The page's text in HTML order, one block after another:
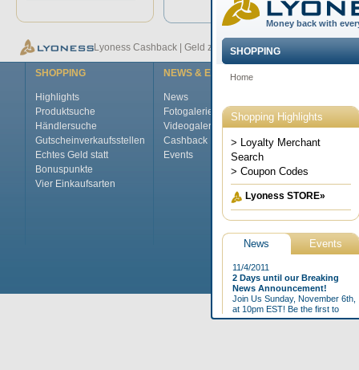
Lyoness Cashback | Geld zurück bei jedem Einkauf -
SHOPPING
Highlights
Produktsuche
Händlersuche
Gutscheinverkaufsstellen
Echtes Geld statt
Bonuspunkte
Vier Einkaufsarten
NEWS & EVENTS
News
Fotogalerie
Videogalerie
Cashback Magazine
Events
International
Das
Top Jobs
Kontakt
FAQs
Glossar
Home Impressum